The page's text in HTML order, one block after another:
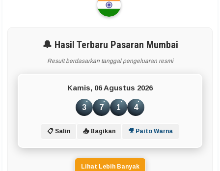
🔔 Hasil Terbaru Pasaran Mumbai
Result berdasarkan tanggal pengeluaran resmi
Kamis, 06 Agustus 2026
3 7 1 4
📋 Salin 📤 Bagikan 🎥 Paito Warna
Lihat Lebih Banyak